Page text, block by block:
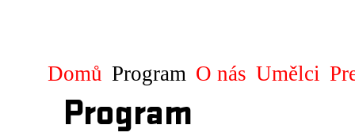
Domů Program O nás Umělci
Program